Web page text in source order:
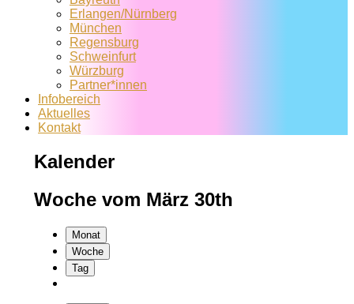
Erlangen/Nürnberg
München
Regensburg
Schweinfurt
Würzburg
Partner*innen
Infobereich
Aktuelles
Kontakt
Kalender
Woche vom März 30th
Monat
Woche
Tag